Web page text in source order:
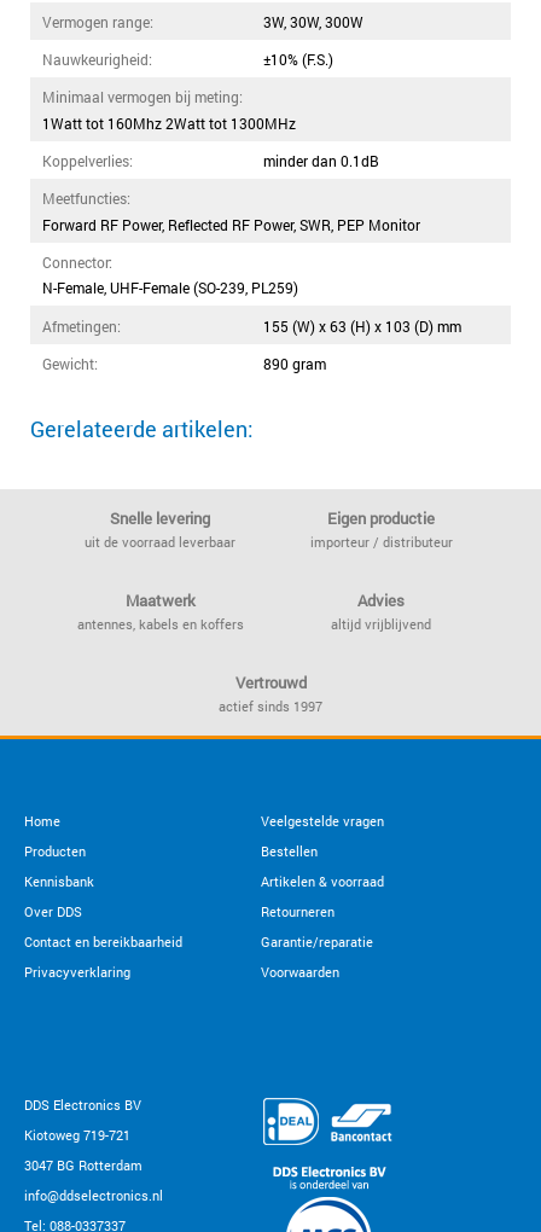
Vermogen range:
3W, 30W, 300W
Nauwkeurigheid:
±10% (F.S.)
Minimaal vermogen bij meting:
1Watt tot 160Mhz 2Watt tot 1300MHz
Koppelverlies:
minder dan 0.1dB
Meetfuncties:
Forward RF Power, Reflected RF Power, SWR, PEP Monitor
Connector:
N-Female, UHF-Female (SO-239, PL259)
Afmetingen:
155 (W) x 63 (H) x 103 (D) mm
Gewicht:
890 gram
Gerelateerde artikelen:
Snelle levering
uit de voorraad leverbaar
Eigen productie
importeur / distributeur
Maatwerk
antennes, kabels en koffers
Advies
altijd vrijblijvend
Vertrouwd
actief sinds 1997
Home
Producten
Kennisbank
Over DDS
Contact en bereikbaarheid
Privacyverklaring
Veelgestelde vragen
Bestellen
Artikelen & voorraad
Retourneren
Garantie/reparatie
Voorwaarden
DDS Electronics BV
Kiotoweg 719-721
3047 BG Rotterdam
info@ddselectronics.nl
Tel: 088-0337337